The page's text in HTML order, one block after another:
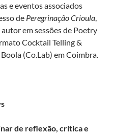
e eventos associados
de Peregrinação Crioula,
em sessões de Poetry
Cocktail Telling &
(Co.Lab) em Coimbra.
de reflexão, crítica e